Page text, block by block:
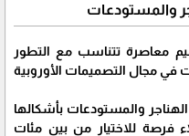
والمستودعات
معاصرة تتناسب مع التطور
في مجال التصميمات الأوروبية
والمستودعات بأشكالها
فرصة للاختيار من بين مئات